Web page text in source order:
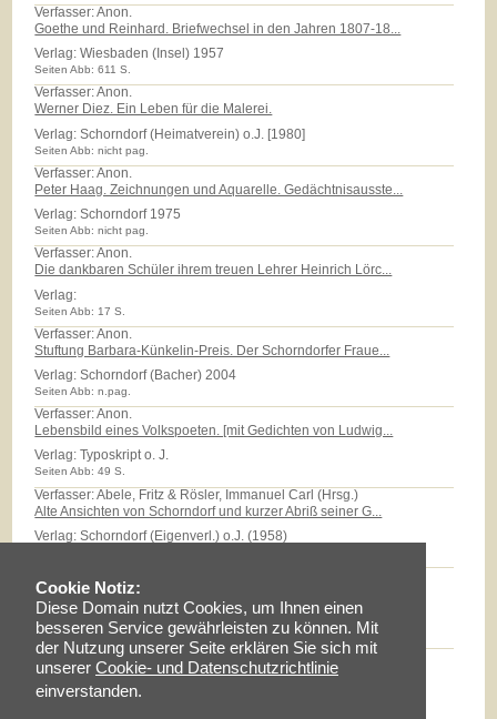
Cookie Notiz:
Diese Domain nutzt Cookies, um Ihnen einen
besseren Service gewährleisten zu können. Mit
der Nutzung unserer Seite erklären Sie sich mit
unserer Cookie- und Datenschutzrichtlinie
einverstanden.
Verfasser: Anon.
Goethe und Reinhard. Briefwechsel in den Jahren 1807-18...
Verlag:Wiesbaden (Insel) 1957
Seiten Abb: 611 S.
Verfasser: Anon.
Werner Diez. Ein Leben für die Malerei.
Verlag:Schorndorf (Heimatverein) o.J. [1980]
Seiten Abb: nicht pag.
Verfasser: Anon.
Peter Haag. Zeichnungen und Aquarelle. Gedächtnisausste...
Verlag:Schorndorf 1975
Seiten Abb: nicht pag.
Verfasser: Anon.
Die dankbaren Schüler ihrem treuen Lehrer Heinrich Lörc...
Verlag:
Seiten Abb: 17 S.
Verfasser: Anon.
Stuftung Barbara-Künkelin-Preis. Der Schorndorfer Fraue...
Verlag:Schorndorf (Bacher) 2004
Seiten Abb: n.pag.
Verfasser: Anon.
Lebensbild eines Volkspoeten. [mit Gedichten von Ludwig...
Verlag:Typoskript o. J.
Seiten Abb: 49 S.
Verfasser: Abele, Fritz & Rösler, Immanuel Carl (Hrsg.)
Alte Ansichten von Schorndorf und kurzer Abriß seiner G...
Verlag:Schorndorf (Eigenverl.) o.J. (1958)
Das Röhm-Areal: Eine Zeitreise in das Quartier der 'Sti...
Verlag: Typoskript 2006
Seiten Abb: 27 S.
Verfasser: Abele, Eberhard
Karl Friedrich Reinhard 1761 - 1837. Vom "Wunsch, frei ...
Verlag:Schorndorf (K.-F.-Reinhard Schule) 1999